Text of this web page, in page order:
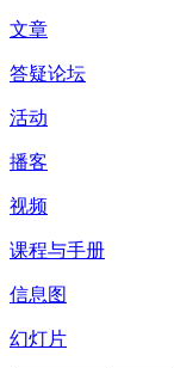
文章
答疑论坛
活动
播客
视频
课程与手册
信息图
幻灯片